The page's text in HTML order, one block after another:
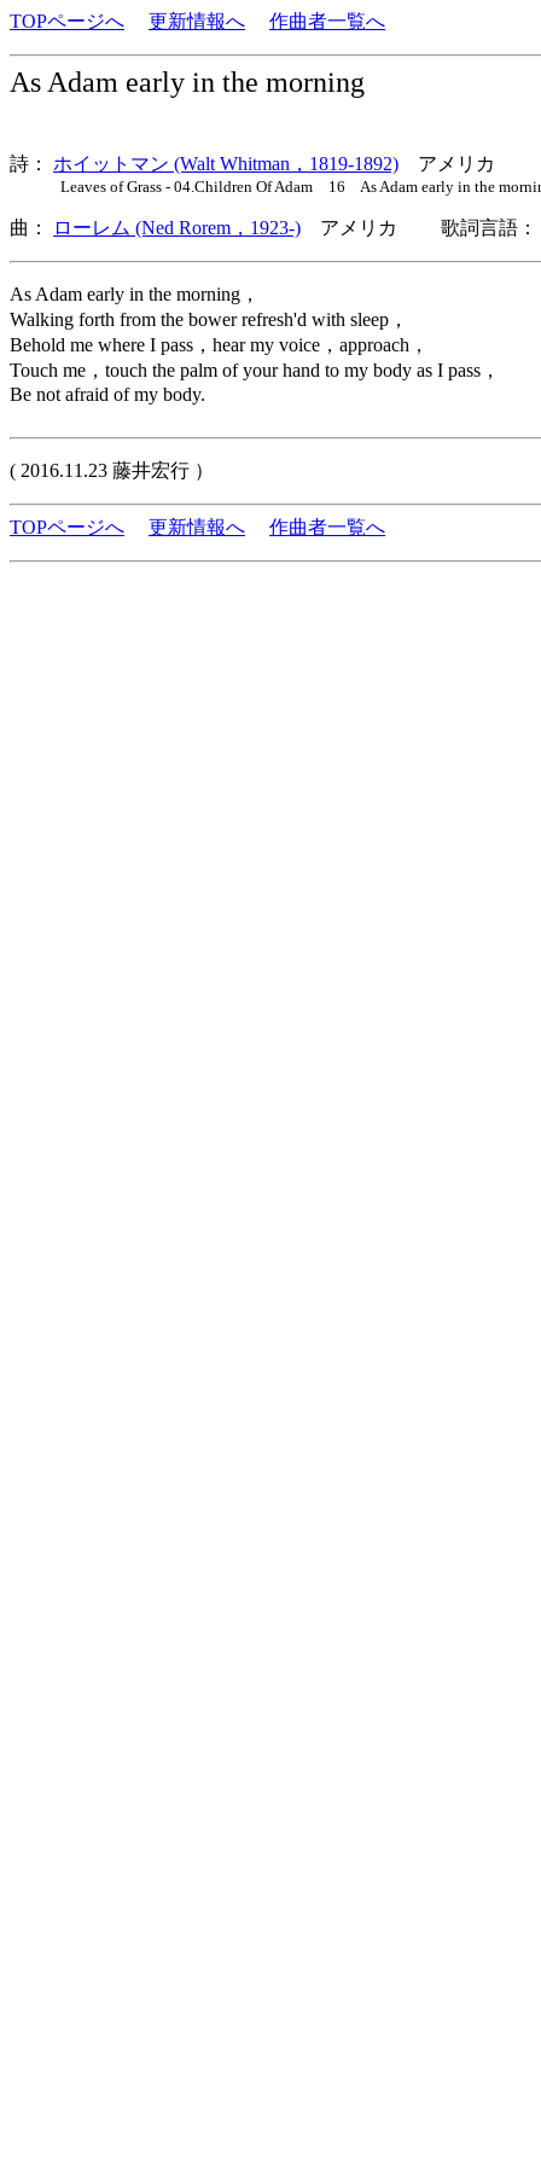
TOPページへ 更新情報へ 作曲者一覧へ
As Adam early in the morning
詩： ホイットマン (Walt Whitman，1819-1892) アメリカ
Leaves of Grass - 04.Children Of Adam 16 As Adam early in the
曲： ローレム (Ned Rorem，1923-) アメリカ 歌詞言語：
As Adam early in the morning，
Walking forth from the bower refresh'd with sleep，
Behold me where I pass，hear my voice，approach，
Touch me，touch the palm of your hand to my body as I pass，
Be not afraid of my body.
( 2016.11.23 藤井宏行 ）
TOPページへ 更新情報へ 作曲者一覧へ